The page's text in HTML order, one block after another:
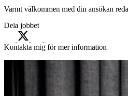
Varmt välkommen med din ansökan
Dela jobbet
Kontakta mig för mer information